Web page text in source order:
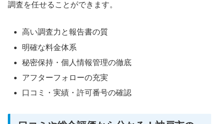
調査を任せることができます。
高い調査力と報告書の質
明確な料金体系
秘密保持・個人情報管理の徹底
アフターフォローの充実
口コミ・実績・許可番号の確認